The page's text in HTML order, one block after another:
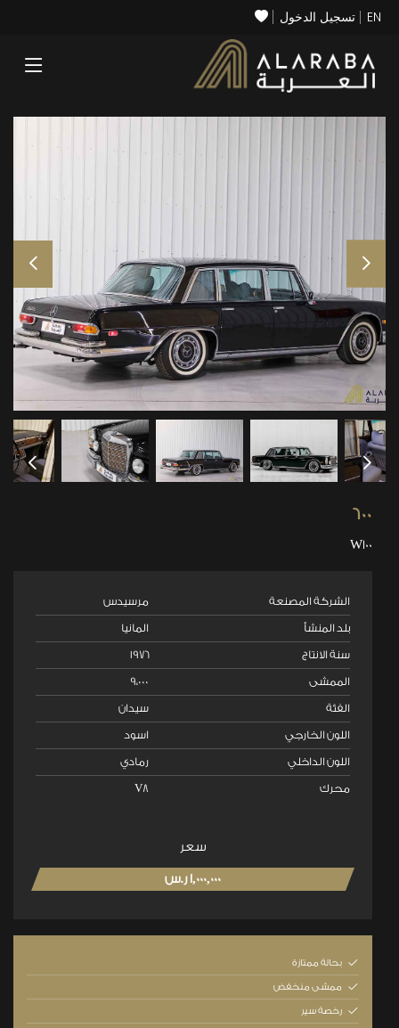
EN تسجيل الدخول
600
W100
الشركة المصنعة مرسيدس
بلد المنشأ المانيا
سنة الانتاج ١٩٧٦
الممشى ٩،٠٠٠
الفئة سيدان
اللون الخارجي اسود
اللون الداخلي رمادي
محرك V8
سعر
1,000,000 ر.س
بحالة ممتازة
ممشى منخفض
رخصة سير